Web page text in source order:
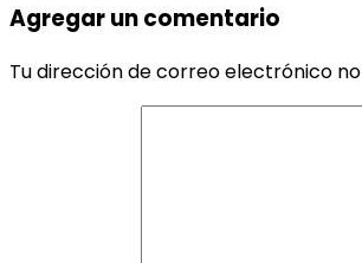
Agregar un comentario
Tu dirección de correo electrónico